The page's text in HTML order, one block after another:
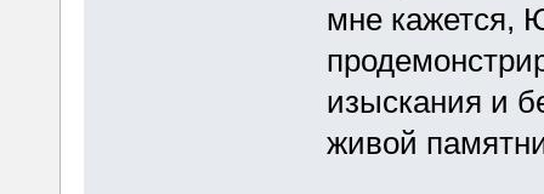
мне кажется,
изыскания и
живой